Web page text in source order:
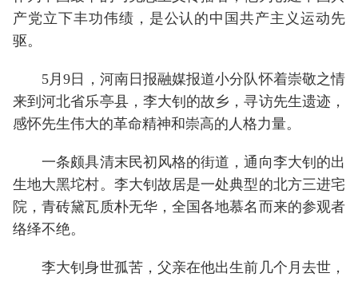
产党立下丰功伟绩，是公认的中国共产主义运动先
驱。
5月9日，河南日报融媒报道小分队怀着崇敬之情
来到河北省乐亭县，李大钊的故乡，寻访先生遗迹，
感怀先生伟大的革命精神和崇高的人格力量。
一条颇具清末民初风格的街道，通向李大钊的出
生地大黑坨村。李大钊故居是一处典型的北方三进宅
院，青砖黛瓦质朴无华，全国各地慕名而来的参观者
络绎不绝。
李大钊身世孤苦，父亲在他出生前几个月去世，